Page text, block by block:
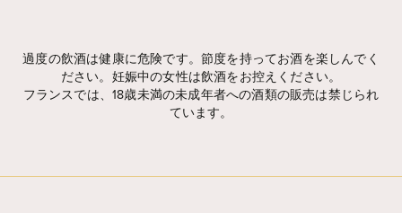
過度の飲酒は健康に危険です。節度を持ってお酒を楽しんでく
ださい。妊娠中の女性は飲酒をお控えください。
フランスでは、18歳未満の未成年者への酒類の販売は禁じられ
ています。